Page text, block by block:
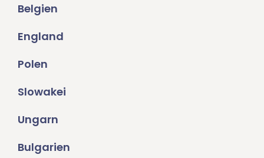
Belgien
England
Polen
Slowakei
Ungarn
Bulgarien